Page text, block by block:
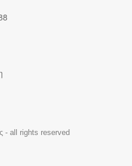
- all rights reserved